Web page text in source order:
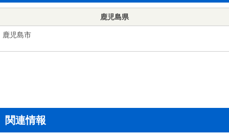
鹿児島県
鹿児島市
関連情報